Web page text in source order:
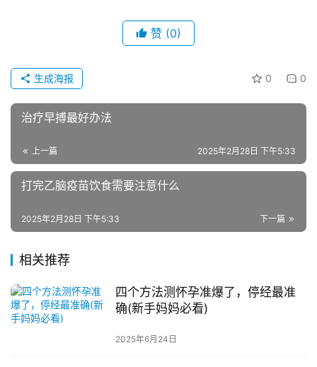
赞 (0)
0 0
生成海报
治疗早搏最好办法
上一篇 2025年2月28日 下午5:33
打完乙脑疫苗饮食需要注意什么
下一篇
2025年2月28日 下午5:33
相关推荐
四个方法测怀孕准爆了，停经最准
确(新手妈妈必看)
2025年6月24日